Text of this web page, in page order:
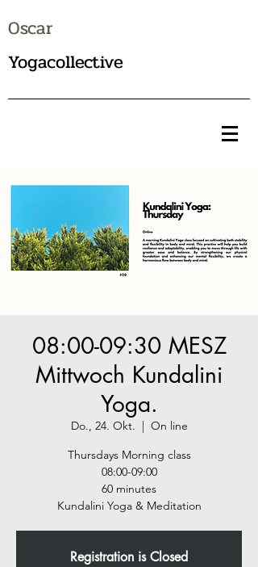
Oscar
Yogacollective
08:00-09:30 MESZ
Mittwoch Kundalini
Yoga.
Do., 24. Okt.
  |
On line
Thursdays Morning class
08:00-09:00
60 minutes
Registration is Closed